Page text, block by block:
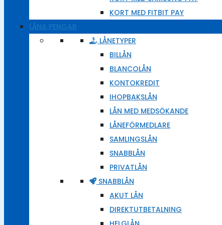
KORT MED FITBIT PAY
LÅNA PENGAR
LÅNETYPER
BILLÅN
BLANCOLÅN
KONTOKREDIT
IHOPBAKSLÅN
LÅN MED MEDSÖKANDE
LÅNEFÖRMEDLARE
SAMLINGSLÅN
SNABBLÅN
PRIVATLÅN
SNABBLÅN
AKUT LÅN
DIREKTUTBETALNING